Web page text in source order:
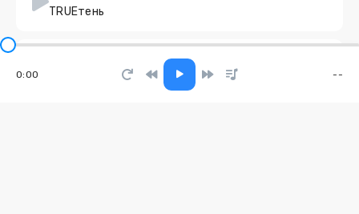
TRUEтень
Скоро кончится лето
Марат Нигматуллин
0:00 --